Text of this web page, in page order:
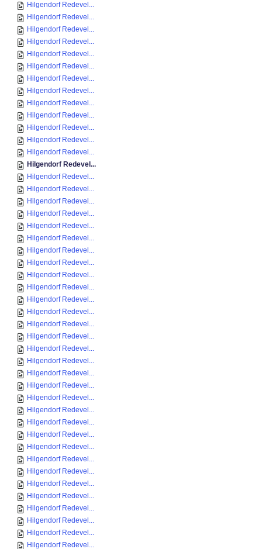
Hilgendorf Redevel...
Hilgendorf Redevel...
Hilgendorf Redevel...
Hilgendorf Redevel...
Hilgendorf Redevel...
Hilgendorf Redevel...
Hilgendorf Redevel...
Hilgendorf Redevel...
Hilgendorf Redevel...
Hilgendorf Redevel...
Hilgendorf Redevel...
Hilgendorf Redevel...
Hilgendorf Redevel...
Hilgendorf Redevel...
Hilgendorf Redevel...
Hilgendorf Redevel...
Hilgendorf Redevel...
Hilgendorf Redevel...
Hilgendorf Redevel...
Hilgendorf Redevel...
Hilgendorf Redevel...
Hilgendorf Redevel...
Hilgendorf Redevel...
Hilgendorf Redevel...
Hilgendorf Redevel...
Hilgendorf Redevel...
Hilgendorf Redevel...
Hilgendorf Redevel...
Hilgendorf Redevel...
Hilgendorf Redevel...
Hilgendorf Redevel...
Hilgendorf Redevel...
Hilgendorf Redevel...
Hilgendorf Redevel...
Hilgendorf Redevel...
Hilgendorf Redevel...
Hilgendorf Redevel...
Hilgendorf Redevel...
Hilgendorf Redevel...
Hilgendorf Redevel...
Hilgendorf Redevel...
Hilgendorf Redevel...
Hilgendorf Redevel...
Hilgendorf Redevel...
Hilgendorf Redevel...